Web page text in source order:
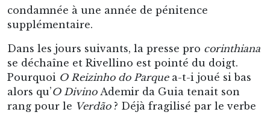
encore quand la revuePlacarpublie un
instantané de João Batista Scalco. Le geste de
fugacement en direct à la télévision, Scalco l’a
figé sur un négatif et vendu àPlacarqui offre le
cliché au regard de ses centaines de milliers de
lecteurs. L’effet est désastreux pour la star du
Corinthians. Bouc-émissaire jusqu’alors, la